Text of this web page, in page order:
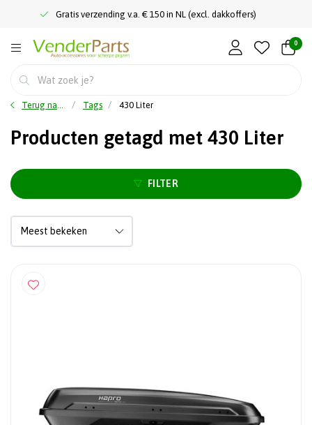
Gratis verzending v.a. € 150 in NL (excl. dakkoffers)
0
Terug naar home Tags 430 Liter
Producten getagd met 430 Liter
FILTER